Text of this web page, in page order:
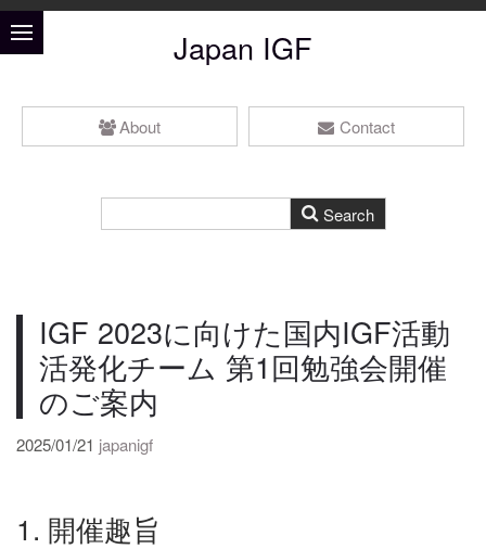
Japan IGF
About Contact
IGF 2023に向けた国内IGF活動
活発化チーム 第1回勉強会開催
のご案内
2025/01/21 japanigf
1. 開催趣旨